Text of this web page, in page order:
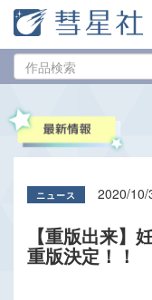
2020/10/
【重版出来】
重版決定！！